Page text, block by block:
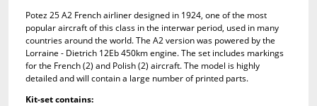
Potez 25 A2 French airliner designed in 1924, one of the most
popular aircraft of this class in the interwar period, used in many
countries around the world. The A2 version was powered by the
Lorraine - Dietrich 12Eb 450km engine. The set includes markings
for the French (2) and Polish (2) aircraft. The model is highly
detailed and will contain a large number of printed parts.
Kit-set contains: